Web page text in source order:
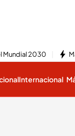
Mundial 2030
Internacional